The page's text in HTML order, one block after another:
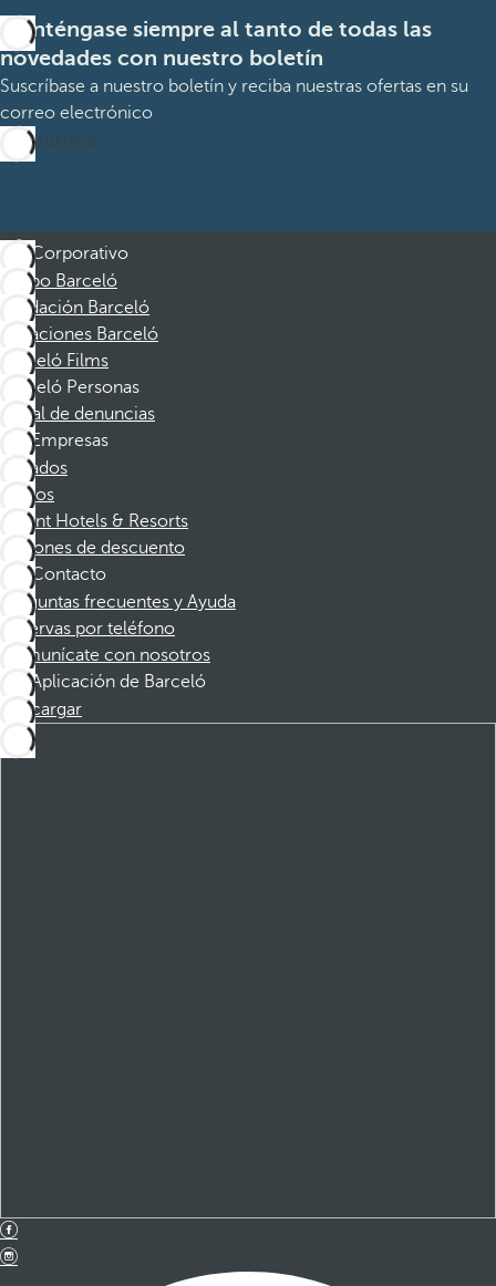
Manténgase siempre al tanto de todas las
novedades con nuestro boletín
Suscríbase a nuestro boletín y reciba nuestras ofertas en su
correo electrónico
Suscribirme
Corporativo
Grupo Barceló
Fundación Barceló
Vacaciones Barceló
Barceló Films
Barceló Personas
Canal de denuncias
Empresas
Afiliados
Socios
Dorint Hotels & Resorts
Cupones de descuento
Contacto
Preguntas frecuentes y Ayuda
Reservas por teléfono
Comunícate con nosotros
Aplicación de Barceló
Descargar